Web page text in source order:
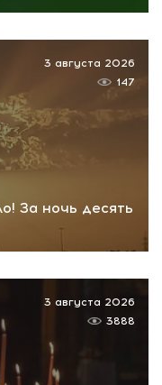
За ночь десять
3 августа 2026
147
3 августа 2026
3888